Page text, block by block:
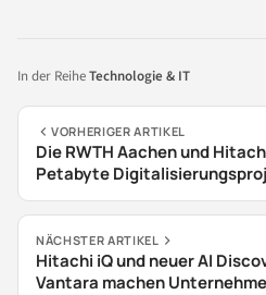
In der ReiheTechnologie & IT
VORHERIGER ARTIKEL
Die RWTH Aachen und
Petabyte
der Infrastruktur voran
NÄCHSTER ARTIKEL
Hitachi iQ und neuer AI
Vantara machen